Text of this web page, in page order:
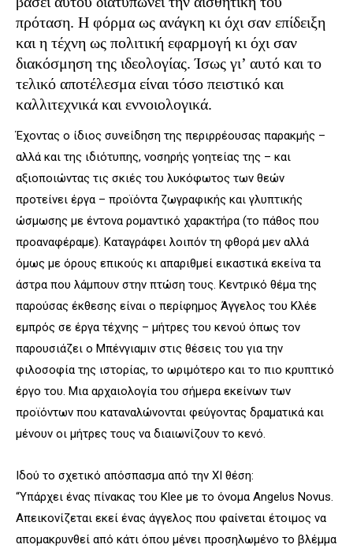
πρόταση. Η φόρμα ως ανάγκη κι όχι σαν επίδειξη
και η τέχνη ως πολιτική εφαρμογή κι όχι σαν
διακόσμηση της ιδεολογίας. Ίσως γι’ αυτό και το
τελικό αποτέλεσμα είναι τόσο πειστικό και
καλλιτεχνικά και εννοιολογικά.
Έχοντας ο ίδιος συνείδηση της περιρρέουσας παρακμής –
αλλά και της ιδιότυπης, νοσηρής γοητείας της – και
αξιοποιώντας τις σκιές του λυκόφωτος των θεών
προτείνει έργα – προϊόντα ζωγραφικής και γλυπτικής
ώσμωσης με έντονα ρομαντικό χαρακτήρα (το πάθος που
προαναφέραμε). Καταγράφει λοιπόν τη φθορά μεν αλλά
όμως με όρους επικούς κι απαριθμεί εικαστικά εκείνα τα
άστρα που λάμπουν στην πτώση τους. Κεντρικό θέμα της
παρούσας έκθεσης είναι ο περίφημος Άγγελος του Κλέε
εμπρός σε έργα τέχνης – μήτρες του κενού όπως τον
παρουσιάζει ο Μπένγιαμιν στις θέσεις του για την
φιλοσοφία της ιστορίας, το ωριμότερο και το πιο κρυπτικό
έργο του. Μια αρχαιολογία του σήμερα εκείνων των
προϊόντων που καταναλώνονται φεύγοντας δραματικά και
μένουν οι μήτρες τους να διαιωνίζουν το κενό.
Ιδού το σχετικό απόσπασμα από την XI θέση:
“Υπάρχει ένας πίνακας του Klee με το όνομα Angelυs Novus.
Απεικονίζεται εκεί ένας άγγελος που φαίνεται έτοιμος να
απομακρυνθεί από κάτι όπου μένει προσηλωμένο το βλέμμα